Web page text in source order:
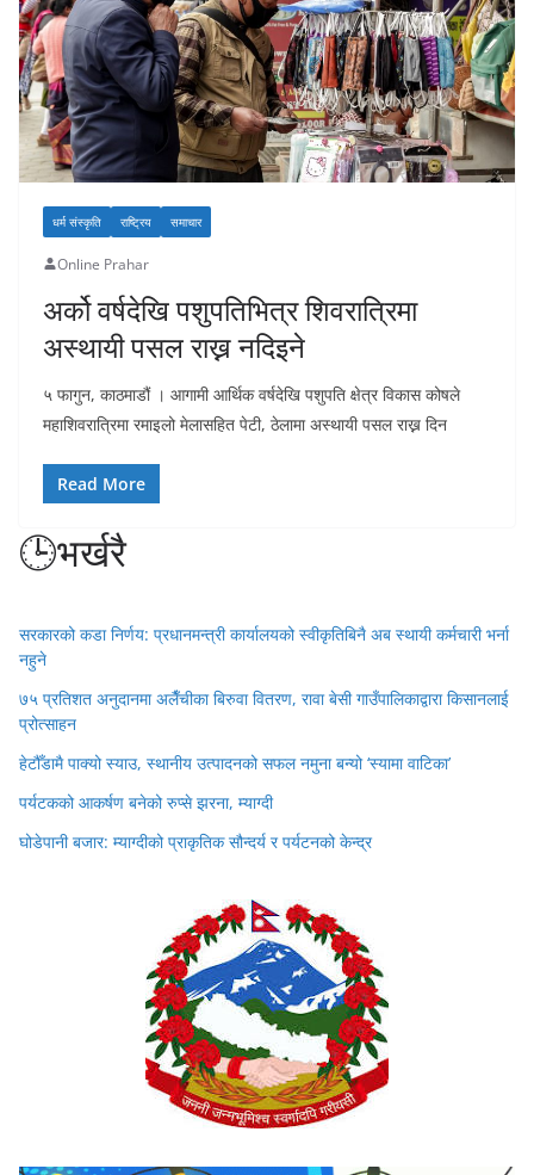
धर्म संस्कृति राष्ट्रिय समाचार
Online Prahar
अर्को वर्षदेखि पशुपतिभित्र शिवरात्रिमा
अस्थायी पसल राख्न नदिइने
५ फागुन, काठमाडौं । आगामी आर्थिक वर्षदेखि पशुपति क्षेत्र विकास कोषले
महाशिवरात्रिमा रमाइलो मेलासहित पेटी, ठेलामा अस्थायी पसल राख्न दिन
Read More
🕒भर्खरै
सरकारको कडा निर्णय: प्रधानमन्त्री कार्यालयको स्वीकृतिबिनै अब स्थायी कर्मचारी भर्ना
नहुने
७५ प्रतिशत अनुदानमा अलैँचीका बिरुवा वितरण, रावा बेसी गाउँपालिकाद्वारा किसानलाई
प्रोत्साहन
हेटौँडामै पाक्यो स्याउ, स्थानीय उत्पादनको सफल नमुना बन्यो ‘स्यामा वाटिका’
पर्यटकको आकर्षण बनेको रुप्से झरना, म्याग्दी
घोडेपानी बजार: म्याग्दीको प्राकृतिक सौन्दर्य र पर्यटनको केन्द्र